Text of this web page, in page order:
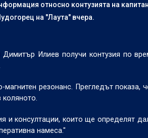
относно контузията на
на "Лаута" вчера.
Илиев получи контузия по
резонанс. Прегледът показа,
коляното.
и консултации, които ще определят
намеса."